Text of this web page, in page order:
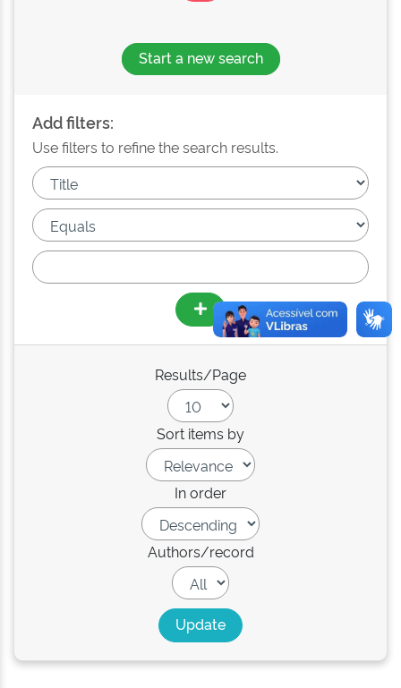
Start a new search
Add filters:
Use filters to refine the search results.
Results/Page
Sort items by
In order
Authors/record